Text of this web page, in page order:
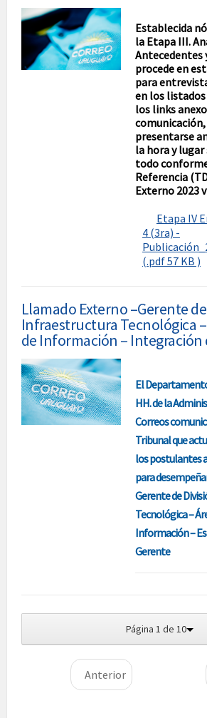
Establecida
la Etapa III.
Antecedentes
procede en
para
en los
los links
presentarse
la hora y lugar
todo
Referencia
Externo 2023
Etapa IV
4 (3ra) -
(.pdf 57 KB )
Llamado Externo –Gerente
Infraestructura Tecnológica
de Información –
El
HH. de la
Correos
Tribunal que
los postulantes
para
Gerente de
Tecnológica –
Información –
Gerente
Página 1 de 10
Anterior